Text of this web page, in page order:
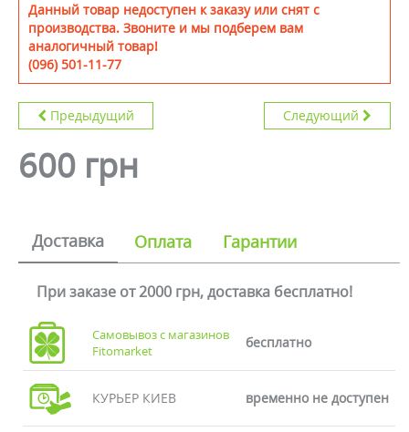
Данный товар недоступен к заказу или снят с
производства. Звоните и мы подберем вам
аналогичный товар!
(096) 501-11-77
Предыдущий Следующий
600 грн
Доставка Оплата Гарантии
При заказе от 2000 грн, доставка бесплатно!
Самовывоз с магазинов
Fitomarket
бесплатно
КУРЬЕР КИЕВ временно не доступен